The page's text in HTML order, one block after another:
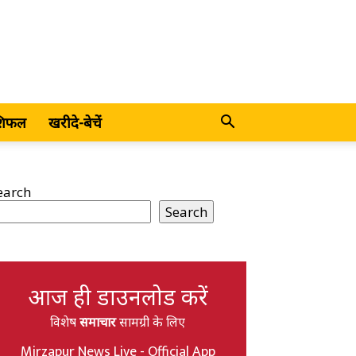
खरीदे-बेचें
Search
आज ही डाउनलोड करें
विशेषसमाचारसामग्री के लिए